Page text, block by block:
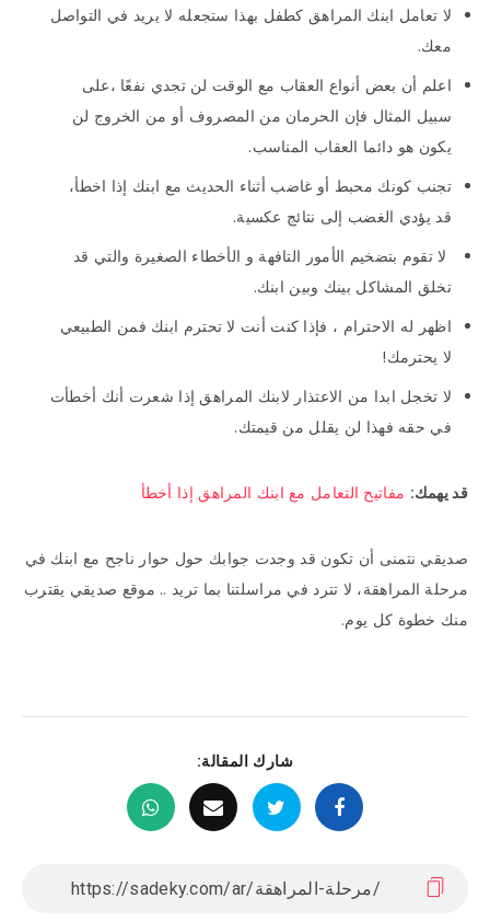
لا تعامل ابنك المراهق كطفل بهذا ستجعله لا يريد في التواصل
معك.
اعلم أن بعض أنواع العقاب مع الوقت لن تجدي نفعًا ،على
سبيل المثال فإن الحرمان من المصروف أو من الخروج لن
يكون هو دائما العقاب المناسب.
تجنب كونك محبط أو غاضب أثناء الحديث مع ابنك إذا اخطأ،
قد يؤدي الغضب إلى نتائج عكسية.
لا تقوم بتضخيم الأمور التافهة و الأخطاء الصغيرة والتي قد
تخلق المشاكل بينك وبين ابنك.
اظهر له الاحترام ، فإذا كنت أنت لا تحترم ابنك فمن الطبيعي
لا يحترمك!
لا تخجل ابدا من الاعتذار لابنك المراهق إذا شعرت أنك أخطأت
في حقه فهذا لن يقلل من قيمتك.
قد يهمك: مفاتيح التعامل مع ابنك المراهق إذا أخطأ
صديقي نتمنى أن تكون قد وجدت جوابك حول حوار ناجح مع ابنك في
مرحلة المراهقة، لا تترد في مراسلتنا بما تريد .. موقع صديقي يقترب
منك خطوة كل يوم.
شارك المقالة: